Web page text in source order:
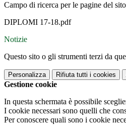
Campo di ricerca per le pagine del sito
DIPLOMI 17-18.pdf
Notizie
Questo sito o gli strumenti terzi da
Personalizza Rifiuta tutti i cookies
Gestione cookie
In questa schermata è possibile
I cookie necessari sono quelli che
Per conoscere quali sono i cookie